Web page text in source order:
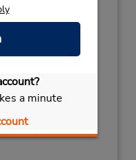
a minute
885533133
de locação está
distância do